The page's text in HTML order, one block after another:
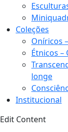
Coleções
Oníricos
Étnicos
longe
Institucional
Edit Content